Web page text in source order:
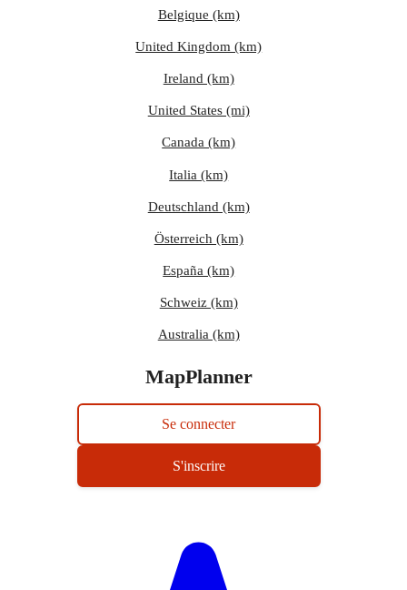
Belgique (km)
United Kingdom (km)
Ireland (km)
United States (mi)
Canada (km)
Italia (km)
Deutschland (km)
Österreich (km)
España (km)
Schweiz (km)
Australia (km)
MapPlanner
Se connecter
S'inscrire